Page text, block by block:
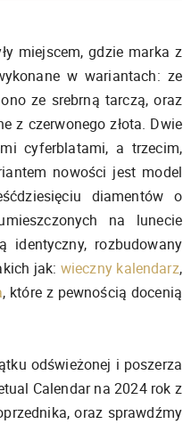
miejscem, gdzie marka z
w wariantach: ze
ze srebrną tarczą, oraz
z czerwonego złota. Dwie
cyferblatami, a trzecim,
nowości jest model
diamentów o
na lunecie
identyczny, rozbudowany
jak: wieczny kalendarz,
, które z pewnością docenią
odświeżonej i poszerza
Calendar na 2024 rok z
oraz sprawdźmy